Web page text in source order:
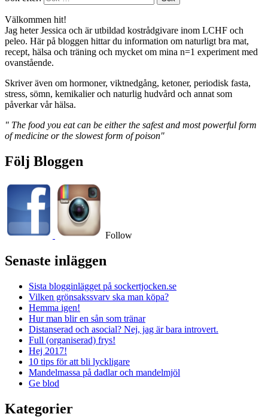
Välkommen hit!
Jag heter Jessica och är utbildad kostrådgivare inom LCHF och
peleo. Här på bloggen hittar du information om naturligt bra mat,
recept, hälsa och träning och mycket om mina n=1 experiment med
ovanstående.
Skriver även om hormoner, viktnedgång, ketoner, periodisk fasta,
stress, sömn, kemikalier och naturlig hudvård och annat som
påverkar vår hälsa.
" The food you eat can be either the safest and most powerful form
of medicine or the slowest form of poison"
Följ Bloggen
Follow
Senaste inläggen
Sista blogginlägget på sockertjocken.se
Vilken grönsakssvarv ska man köpa?
Hemma igen!
Hur man blir en sån som tränar
Distanserad och asocial? Nej, jag är bara introvert.
Full (organiserad) frys!
Hej 2017!
10 tips för att bli lyckligare
Mandelmassa på dadlar och mandelmjöl
Ge blod
Kategorier